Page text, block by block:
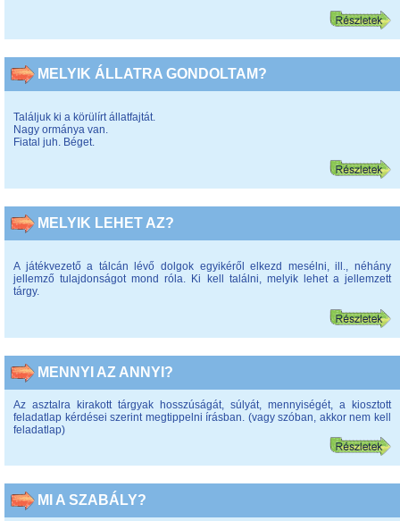
MELYIK ÁLLATRA GONDOLTAM?
Találjuk ki a körülírt állatfajtát.
Nagy ormánya van.
Fiatal juh. Béget.
MELYIK LEHET AZ?
A játékvezető a tálcán lévő dolgok egyikéről elkezd mesélni, ill., néhány
jellemző tulajdonságot mond róla. Ki kell találni, melyik lehet a jellemzett
tárgy.
MENNYI AZ ANNYI?
Az asztalra kirakott tárgyak hosszúságát, súlyát, mennyiségét, a kiosztott
feladatlap kérdései szerint megtippelni írásban. (vagy szóban, akkor nem kell
feladatlap)
MI A SZABÁLY?